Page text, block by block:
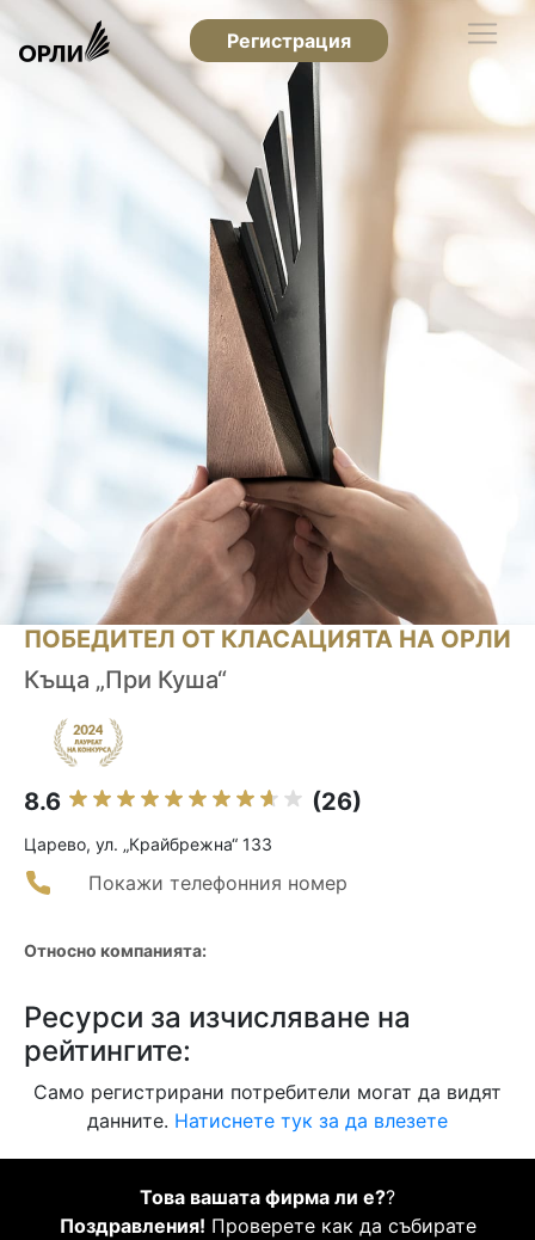
Регистрация
ПОБЕДИТЕЛ ОТ КЛАСАЦИЯТА НА ОРЛИ
Къща „При Куша“
8.6 (26)
Царево, ул. „Крайбрежна“ 133
Покажи телефонния номер
Относно компанията:
Ресурси за изчисляване на
рейтингите:
Само регистрирани потребители могат да видят
данните. Натиснете тук за да влезете
Това вашата фирма ли е??
Поздравления! Проверете как да събирате